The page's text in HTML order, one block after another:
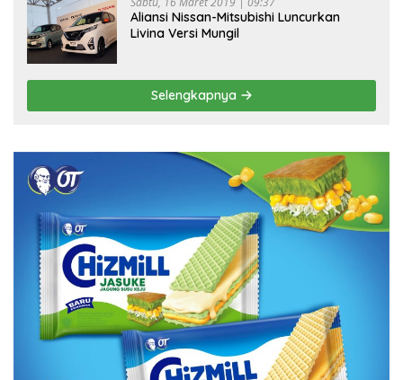
Aliansi Nissan-Mitsubishi Luncurkan
Livina Versi Mungil
Selengkapnya